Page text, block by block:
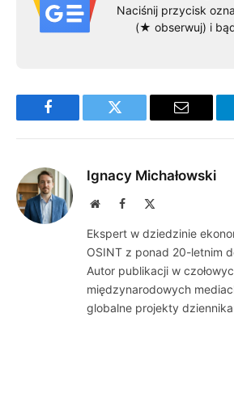
Naciśnij przycisk
(★ obserwuj) i
Facebook Twitter Email
Ignacy Michałowski
WebsiteFacebook
Ekspert w dziedzinie
OSINT z ponad 20-letnim
Autor publikacji w
międzynarodowych
globalne projekty